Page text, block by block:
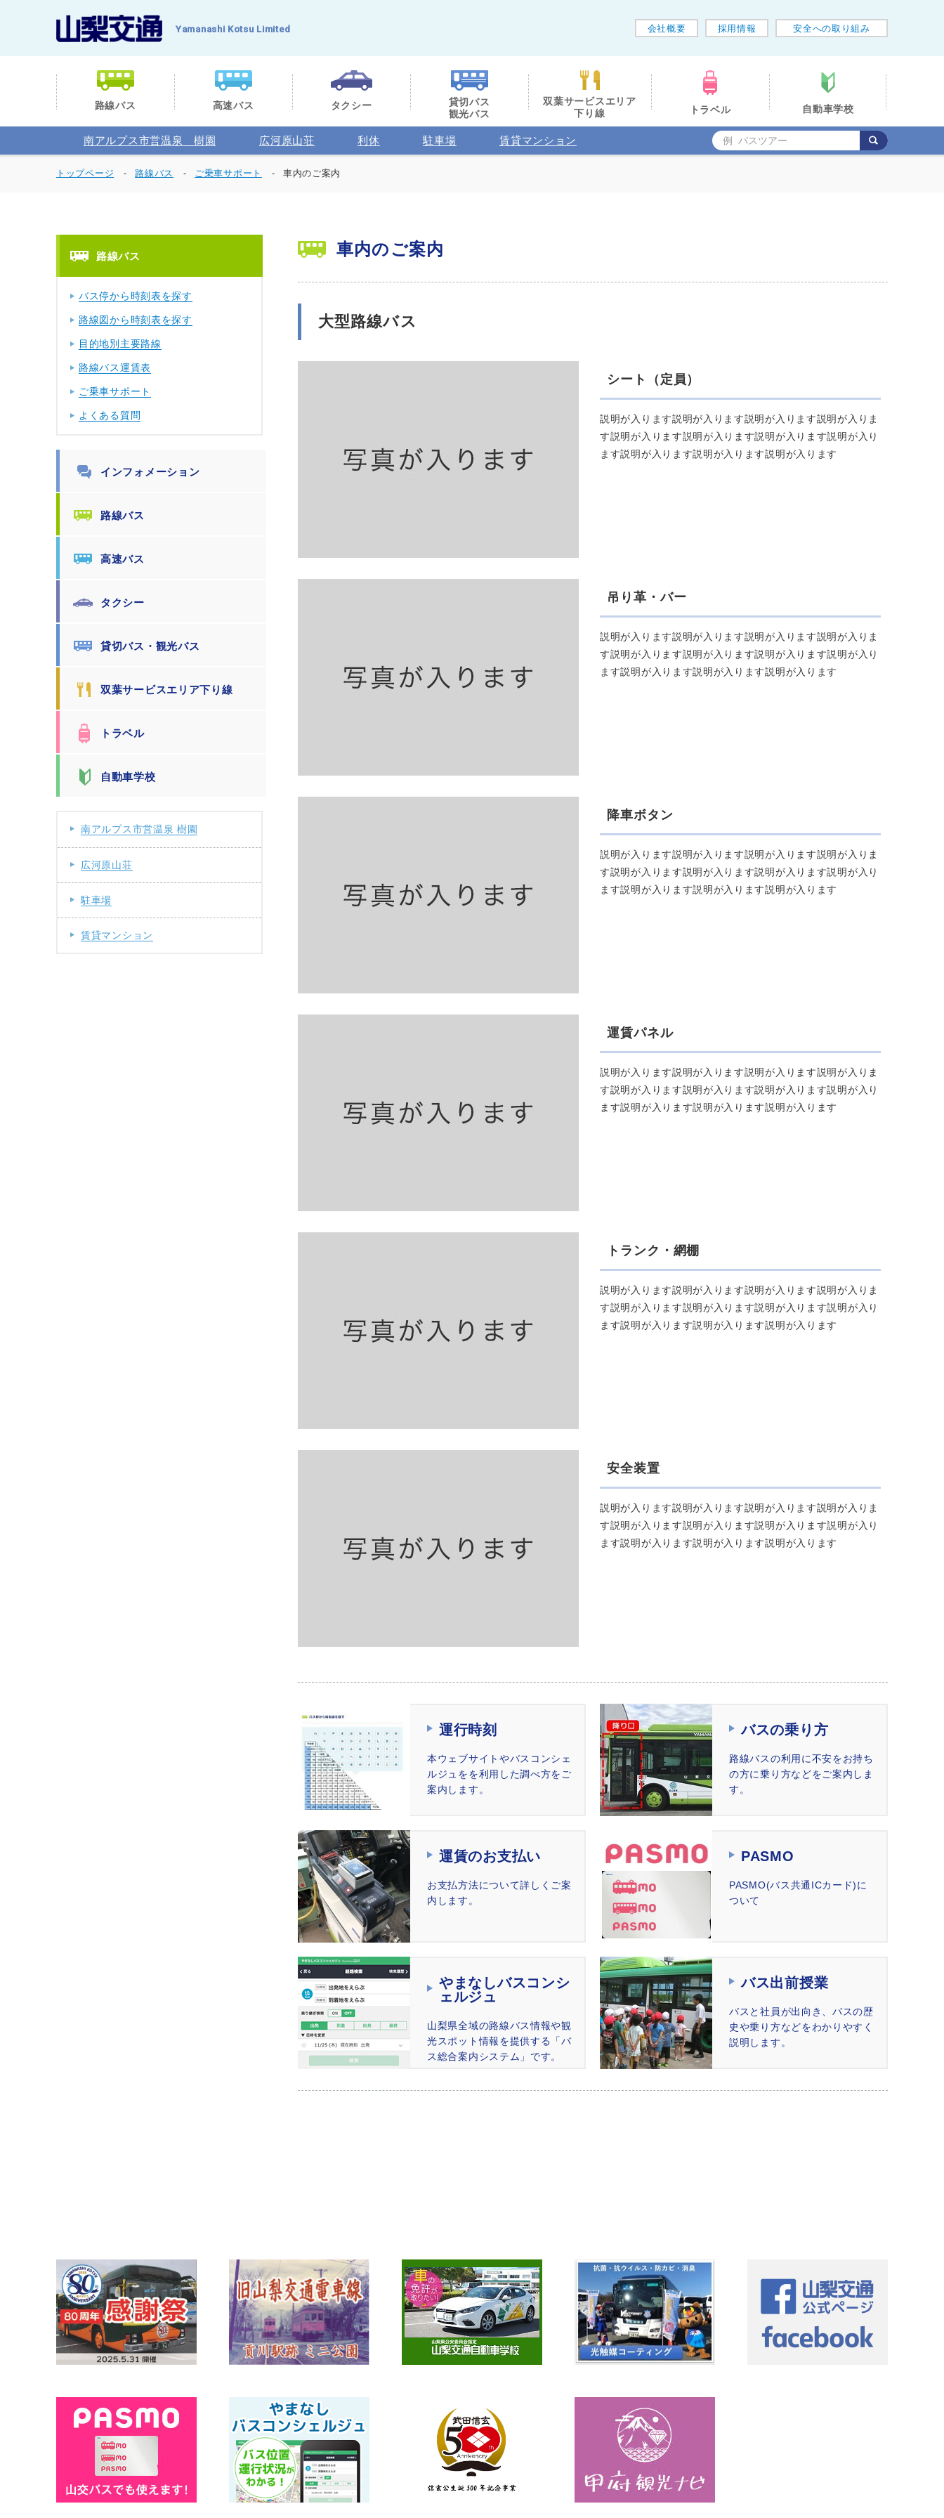
Yamanashi Kotsu Limited 会社概要 採用情報 安全への取り組み
路線バス 高速バス タクシー
貸切バス
観光バス
双葉サービスエリア
下り線
トラベル 自動車学校
南アルプス市営温泉 樹園 広河原山荘 利休 駐車場 賃貸マンション
トップページ 路線バス ご乗車サポート 車内のご案内
車内のご案内
⼤型路線バス
シート（定員）
説明が⼊ります説明が⼊ります説明が⼊ります説明が⼊りま
す説明が⼊ります説明が⼊ります説明が⼊ります説明が⼊り
ます説明が⼊ります説明が⼊ります説明が⼊ります
吊り⾰・バー
説明が⼊ります説明が⼊ります説明が⼊ります説明が⼊りま
す説明が⼊ります説明が⼊ります説明が⼊ります説明が⼊り
ます説明が⼊ります説明が⼊ります説明が⼊ります
降⾞ボタン
説明が⼊ります説明が⼊ります説明が⼊ります説明が⼊りま
す説明が⼊ります説明が⼊ります説明が⼊ります説明が⼊り
ます説明が⼊ります説明が⼊ります説明が⼊ります
運賃パネル
説明が⼊ります説明が⼊ります説明が⼊ります説明が⼊りま
す説明が⼊ります説明が⼊ります説明が⼊ります説明が⼊り
ます説明が⼊ります説明が⼊ります説明が⼊ります
トランク・網棚
説明が⼊ります説明が⼊ります説明が⼊ります説明が⼊りま
す説明が⼊ります説明が⼊ります説明が⼊ります説明が⼊り
ます説明が⼊ります説明が⼊ります説明が⼊ります
安全装置
説明が⼊ります説明が⼊ります説明が⼊ります説明が⼊りま
す説明が⼊ります説明が⼊ります説明が⼊ります説明が⼊り
ます説明が⼊ります説明が⼊ります説明が⼊ります
運行時刻
本ウェブサイトやバスコンシェ
ルジュをを利用した調べ方をご
案内します。
バスの乗り方
路線バスの利用に不安をお持ち
の方に乗り方などをご案内しま
す。
運賃のお支払い
お⽀払⽅法について詳しくご案
内します。
PASMO
PASMO(バス共通ICカード)に
ついて
やまなしバスコンシ
ェルジュ
山梨県全域の路線バス情報や観
光スポット情報を提供する「バ
ス総合案内システム」です。
バス出前授業
バスと社員が出向き、バスの歴
史や乗り方などをわかりやすく
説明します。
路線バス
バス停から時刻表を探す
路線図から時刻表を探す
目的地別主要路線
路線バス運賃表
ご乗車サポート
よくある質問
インフォメーション
路線バス
高速バス
タクシー
貸切バス・観光バス
双葉サービスエリア下り線
トラベル
自動車学校
南アルプス市営温泉 樹園
広河原山荘
駐車場
賃貸マンション